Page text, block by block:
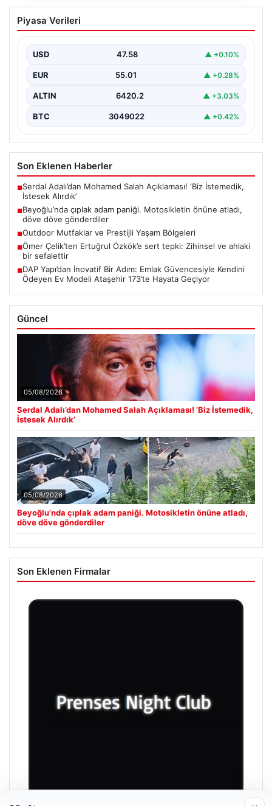
Beyoğlu’nda çıplak adam paniği.
Motosikletin önüne atladı, döve döve
{“title”: “Beyoğlu’nda Çıplak Adamın Panik Yaratan
yaşanan…
Piyasa Verileri
USD 47.58 ▲ +0.10%
EUR 55.01 ▲ +0.28%
ALTIN 6420.2 ▲ +3.03%
BTC 3049022 ▲ +0.42%
Son Eklenen Haberler
■Serdal Adalı’dan Mohamed Salah Açıklaması! ‘Biz İstemedik,
İstesek Alırdık’
■Beyoğlu’nda çıplak adam paniği. Motosikletin önüne atladı,
döve döve gönderdiler
■Outdoor Mutfaklar ve Prestijli Yaşam Bölgeleri
■Ömer Çelik’ten Ertuğrul Özkök’e sert tepki: Zihinsel ve ahlaki
bir sefalettir
■DAP Yapı’dan İnovatif Bir Adım: Emlak Güvencesiyle Kendini
Ödeyen Ev Modeli Ataşehir 173’te Hayata Geçiyor
Güncel
05/08/2026
Serdal Adalı’dan Mohamed Salah Açıklaması! ‘Biz İstemedik,
İstesek Alırdık’
05/08/2026
Beyoğlu’nda çıplak adam paniği. Motosikletin önüne atladı,
döve döve gönderdiler
Son Eklenen Firmalar